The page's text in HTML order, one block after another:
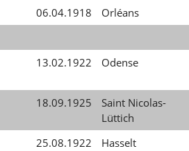
06.04.1918
Orléans
13.02.1922 Odense
18.09.1925
Saint Nicolas-
Lüttich
25.08.1922
Hasselt